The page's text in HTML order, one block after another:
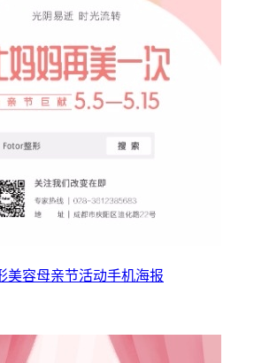
美容母亲节活动手机海报